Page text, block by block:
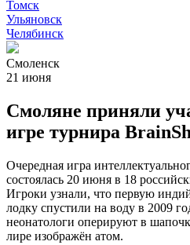
Томск
Ульяновск
Челябинск
Смоленск
21 июня
Смоляне приняли
игре турнира
Очередная игра
состоялась 20 июня в 18
Игроки узнали, что первую
лодку спустили на воду в 2009
неонатологи оперируют в
лире изображён атом.